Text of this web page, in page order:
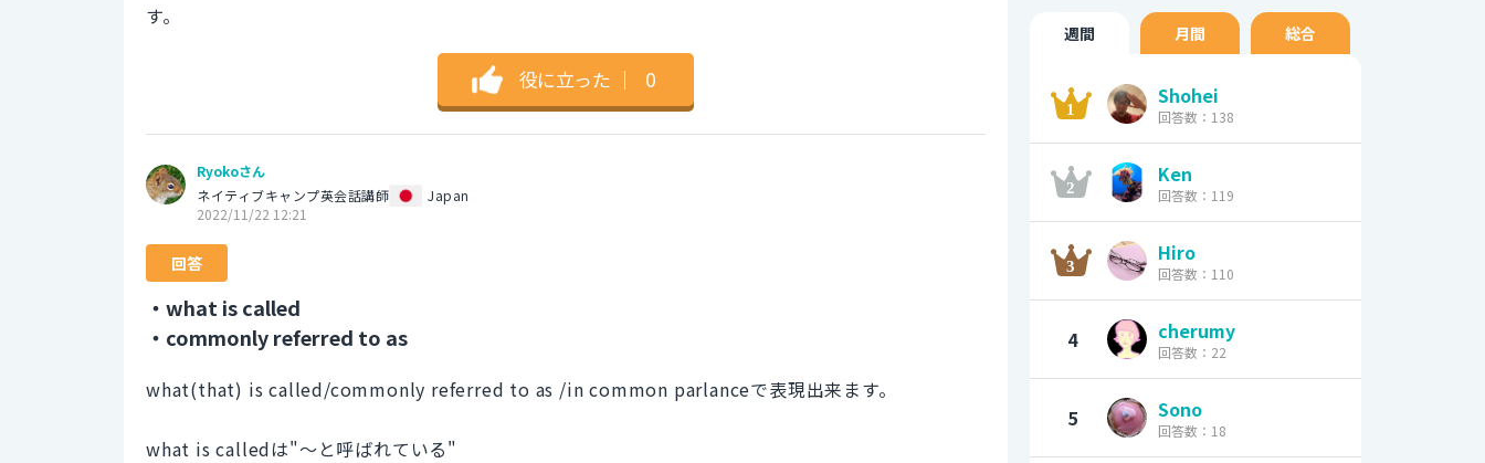
す。
役に立った ｜ 0
Ryokoさん
ネイティブキャンプ英会話講師
Japan
2022/11/22 12:21
回答
・what is called
・commonly referred to as
what(that) is called/commonly referred to as /in common parlanceで表現出来ます。
what is calledは"〜と呼ばれている"
週間 月間 総合
Shohei
回答数：138
Ken
回答数：119
Hiro
回答数：110
4 cherumy
回答数：22
5 Sono
回答数：18